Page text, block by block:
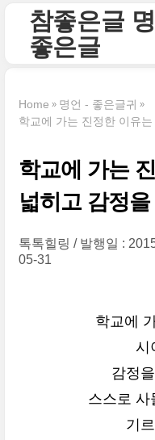
참좋은글
좋은글
Home
명언 - 좋은글귀
학교에 가는 진정한 이유
학교에 가는
넓히고 감정을
톡톡힐링 발행일 :
05-31
학교에
시
감정
스스로 사
기